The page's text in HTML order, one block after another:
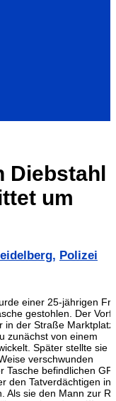
Diebstahl
um
, Polizei
einer 25-jährigen
gestohlen. Der
in der Straße Marktplatz.
zunächst von einem
Später stellte sie
verschwunden
Tasche befindlichen
den Tatverdächtigen in
Als sie den Mann zur